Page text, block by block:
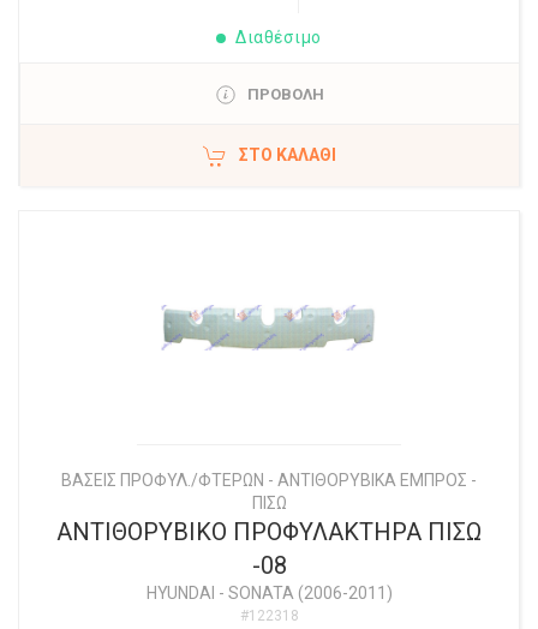
Διαθέσιμο
ΠΡΟΒΟΛΗ
ΣΤΟ ΚΑΛΆΘΙ
ΒΑΣΕΙΣ ΠΡΟΦΥΛ./ΦΤΕΡΩΝ - ΑΝΤΙΘΟΡΥΒΙΚΑ ΕΜΠΡΟΣ -
ΠΙΣΩ
ΑΝΤΙΘΟΡΥΒΙΚΟ ΠΡΟΦΥΛΑΚΤΗΡΑ ΠΙΣΩ
-08
HYUNDAI - SONATA (2006-2011)
#122318